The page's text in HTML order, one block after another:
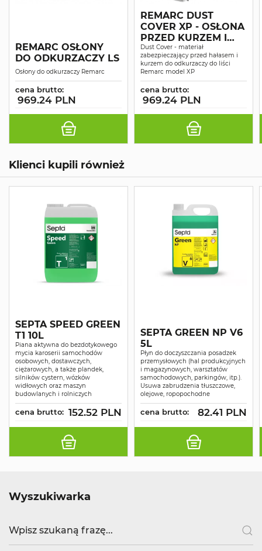
REMARC OSŁONY
DO ODKURZACZY LS
Osłony do odkurzaczy Remarc
cena brutto:
969.24 PLN
REMARC DUST
COVER XP - OSŁONA
PRZED KURZEM I
HAŁASEM
Dust Cover - materiał
zabezpieczający przed hałasem i
kurzem do odkurzaczy do liści
Remarc model XP
cena brutto:
969.24 PLN
Klienci kupili również
SEPTA SPEED GREEN
T1 10L
Piana aktywna do bezdotykowego
mycia karoserii samochodów
osobowych, dostawczych,
ciężarowych, a także plandek,
silników cystern, wózków
widłowych oraz maszyn
budowlanych i rolniczych
cena brutto: 152.52 PLN
SEPTA GREEN NP V6
5L
Płyn do doczyszczania posadzek
przemysłowych (hal produkcyjnych
i magazynowych, warsztatów
samochodowych, parkingów, itp.).
Usuwa zabrudzenia tłuszczowe,
olejowe, ropopochodne
cena brutto: 82.41 PLN
Wyszukiwarka